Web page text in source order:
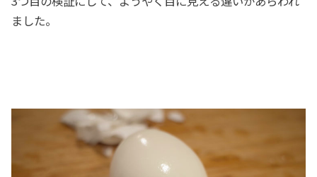
ました。